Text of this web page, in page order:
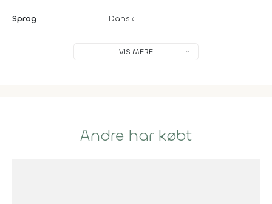
Sprog Dansk
VIS MERE
Andre har købt